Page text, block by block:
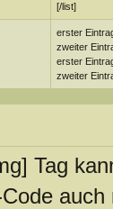
[/list]
erster
zweiter
erster
zweiter
Tag